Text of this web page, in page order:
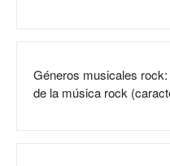
Géneros musicales
de la música rock